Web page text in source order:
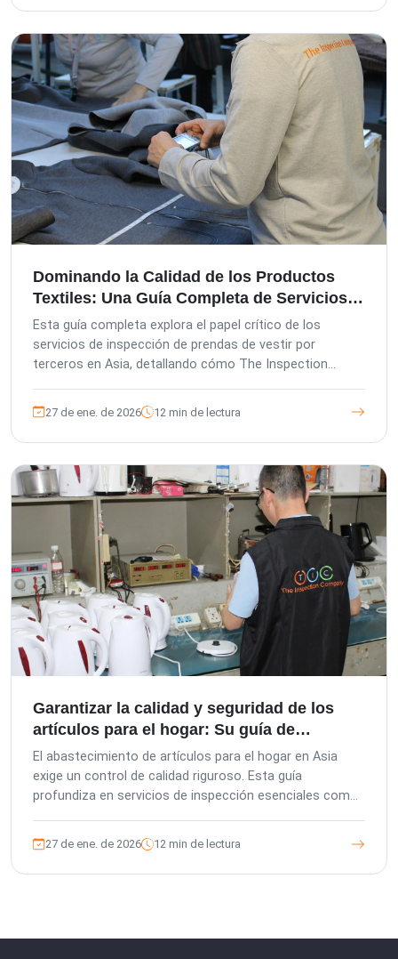
estrictos estándares de control de calidad alemanes,
TIC proporciona inspecciones exhaustivas desde la
preproducción hasta la carga del contenedor,
asegurando el cumplimiento y salvaguardando su
marca. Nuestro enfoque centrado en el cliente, acción
rápida y tecnología avanzada ofrecen soluciones
personalizadas para empresas que importan productos
frescos.
Dominando la Calidad de los Productos
Textiles: Una Guía Completa de Servicios
de Inspección en Asia
Esta guía completa explora el papel crítico de los
servicios de inspección de prendas de vestir por
terceros en Asia, detallando cómo The Inspection
mejorar la calidad del producto y garantizar el
cumplimiento a través de una gama de soluciones
expertas de control de calidad, desde la preproducción
hasta el envío.
27 de ene. de 2026 12 min de lectura
Garantizar la calidad y seguridad de los
artículos para el hogar: Su guía de
servicios de inspección
El abastecimiento de artículos para el hogar en Asia
exige un control de calidad riguroso. Esta guía
profundiza en servicios de inspección esenciales como
inspecciones de terceros protegen sus inversiones,
mejoran la calidad del producto y gestionan los riesgos
de la cadena de suministro de manera efectiva.
27 de ene. de 2026 12 min de lectura